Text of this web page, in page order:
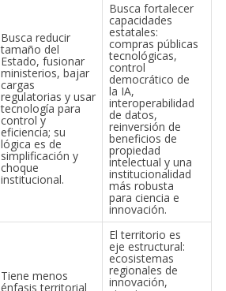
Busca reducir
tamaño del
Estado, fusionar
ministerios, bajar
cargas
regulatorias y usar
tecnología para
control y
eficiencia; su
lógica es de
simplificación y
choque
institucional.
Busca fortalecer
capacidades
estatales:
compras públicas
tecnológicas,
control
democrático de
la IA,
interoperabilidad
de datos,
reinversión de
beneficios de
propiedad
intelectual y una
institucionalidad
más robusta
para ciencia e
innovación.
Tiene menos
énfasis territorial
El territorio es
eje estructural:
ecosistemas
regionales de
innovación,